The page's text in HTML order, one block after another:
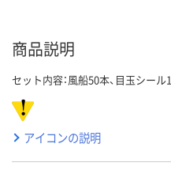
商品説明
セット内容：風船50本、目玉シー
アイコンの説明